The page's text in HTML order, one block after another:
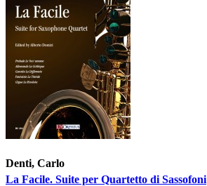
Denti, Carlo
La Facile. Suite per Quartetto di Sassofoni